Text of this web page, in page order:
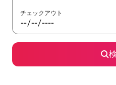
チェックアウト